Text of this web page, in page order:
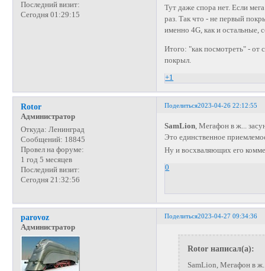
Последний визит:
Сегодня 01:29:15
Тут даже спора нет. Если
раз. Так что - не первый
именно 4G, как и остальные,
Итого: "как посмотреть" - от
покрыл.
+1
Поделиться2023-04-26 22:12:55
Rotor
Администратор
Откуда: Ленинград
Сообщений: 18845
Провел на форуме:
1 год 5 месяцев
Последний визит:
Сегодня 21:32:56
SamLion, Мегафон в ж...
Это единственное
Ну и восхваляющих его
0
Поделиться2023-04-27 09:34:36
parovoz
Администратор
Rotor написал(а):
SamLion, Мегафон в